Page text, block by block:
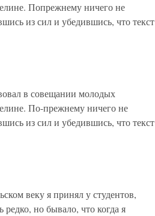
Попрежнему ничего не
из сил и убедившись, что текст
в совещании молодых
По-прежнему ничего не
из сил и убедившись, что текст
веку я принял у студентов,
но бывало, что когда я